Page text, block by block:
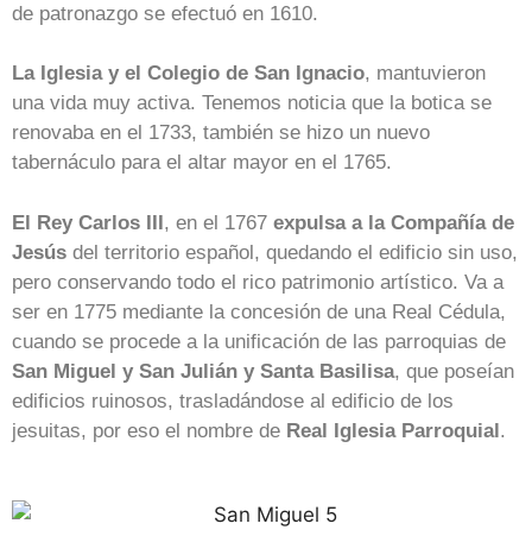
de patronazgo se efectuó en 1610.
La Iglesia y el Colegio de San Ignacio, mantuvieron
una vida muy activa. Tenemos noticia que la botica se
renovaba en el 1733, también se hizo un nuevo
tabernáculo para el altar mayor en el 1765.
El Rey Carlos III, en el 1767 expulsa a la Compañía de
Jesús del territorio español, quedando el edificio sin uso,
pero conservando todo el rico patrimonio artístico. Va a
ser en 1775 mediante la concesión de una Real Cédula,
cuando se procede a la unificación de las parroquias de
San Miguel y San Julián y Santa Basilisa, que poseían
edificios ruinosos, trasladándose al edificio de los
jesuitas, por eso el nombre de Real Iglesia Parroquial.